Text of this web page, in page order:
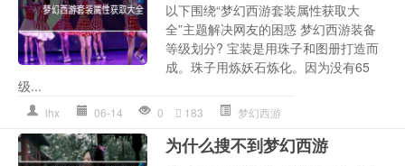
以下围绕“梦幻西游套装属性获取大
全”主题解决网友的困惑 梦幻西游装备
等级划分? 宝装是用珠子和图册打造而
成。珠子用炼妖石炼化。因为没有65
级...
lhx 06-14 0 183 梦幻西游
为什么搜不到梦幻西游